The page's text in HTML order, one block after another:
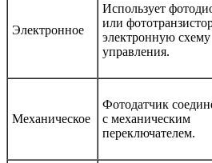
Электронное
Использует
или
электронную схему
управления.
Механическое
Фотодатчик
с механическим
переключателем.